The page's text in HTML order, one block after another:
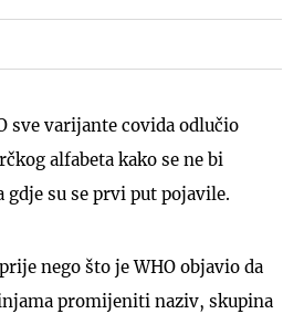
sve varijante covida odlučio
alfabeta kako se ne bi
su se prvi put pojavile.
nego što je WHO objavio da
promijeniti naziv, skupina